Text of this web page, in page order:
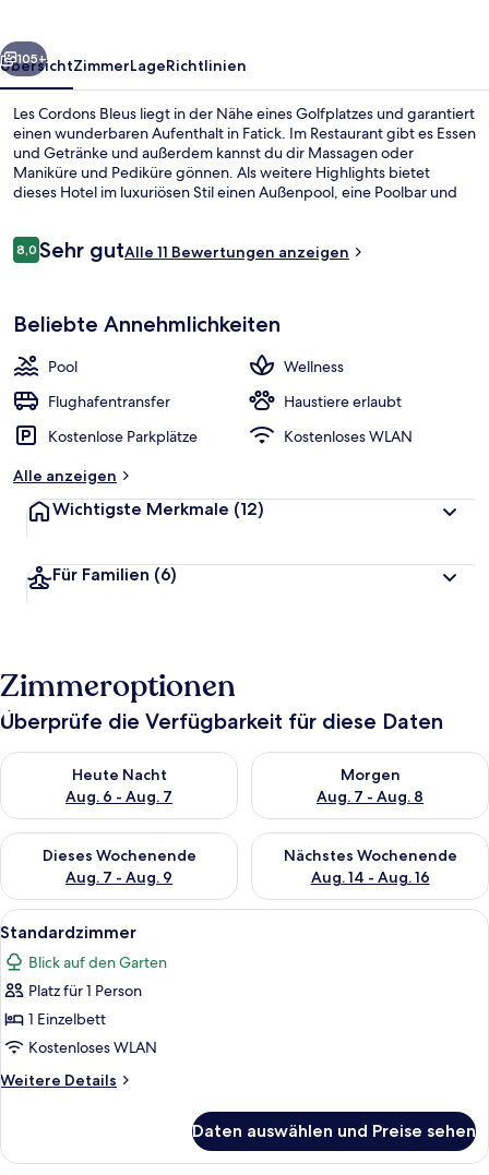
Weiter
105+
ÜbersichtZimmerLageRichtlinien
Les Cordons Bleus liegt in der Nähe eines Golfplatzes und garantiert
einen wunderbaren Aufenthalt in Fatick. Im Restaurant gibt es Essen
und Getränke und außerdem kannst du dir Massagen oder
Maniküre und Pediküre gönnen. Als weitere Highlights bietet
dieses Hotel im luxuriösen Stil einen Außenpool, eine Poolbar und
Bewertungen
8,08,0 von 10.
Sehr gutAlle 11 Bewertungen anzeigen
Beliebte Annehmlichkeiten
Pool
Wellness
Flughafentransfer
Haustiere erlaubt
Kostenlose Parkplätze
Kostenloses WLAN
Alle anzeigen
Wichtigste Merkmale (12)
Für Familien (6)
Zimmeroptionen
Überprüfe die Verfügbarkeit für diese Daten
Heute Nacht
Aug. 6 - Aug. 7
Überprüfe die Verfügbarkeit für heute Nacht, Aug. 6 - Aug. 7.
Morgen
Aug. 7 - Aug. 8
Überprüfe die Verfügbarkeit
Dieses Wochenende
Aug. 7 - Aug. 9
Überprüfe die Verfügbarkeit für dieses Wochenende, Aug. 7
Nächstes Wochenende
Aug. 14 - Aug. 16
Überprüfe die Verfügbarkeit
Alle
Fotos
für
Standardzimmer
anzeigen
Ein Himmelsbett mit Baldachin,
14
Standardzimmer
Blick auf den Garten
Platz für 1 Person
1 Einzelbett
Kostenloses WLAN
Weitere Details
Weitere
Daten auswählen und Preise sehen